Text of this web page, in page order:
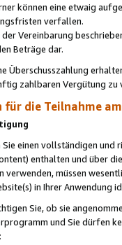
können eine etwaig
verfallen.
Vereinbarung
Beträge dar.
Überschusszahlung
zahlbaren Vergütung zu
für die Teilnahme
einen vollständigen
enthalten und über
müssen
in Ihrer Anwendung
Sie, ob sie
und Sie dürfen